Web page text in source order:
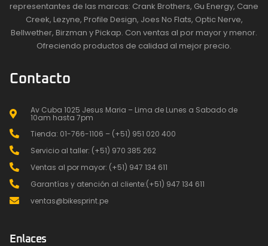
representantes de las marcas: Crank Brothers, Gu Energy, Cane
Creek, Lezyne, Profile Design, Joes No Flats, Optic Nerve,
Bellwether, Birzman y Pickap. Con ventas al por mayor y menor.
Ofreciendo productos de calidad al mejor precio.
Contacto
Av Cuba 1025 Jesus Maria – Lima de Lunes a Sabado de
10am hasta 7pm
Tienda: 01-766-1106 – (+51) 951 020 400
Servicio al taller: (+51) 970 385 262
Ventas al por mayor: (+51) 947 134 611
Garantías y atención al cliente:(+51) 947 134 611
ventas@bikesprint.pe
Enlaces